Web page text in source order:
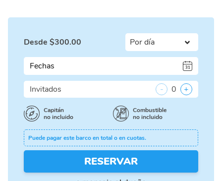
Desde $300.00
Fechas
Invitados - 0 +
Capitán
no incluido
Combustible
no incluido
Puede pagar este barco en total o en cuotas.
RESERVAR